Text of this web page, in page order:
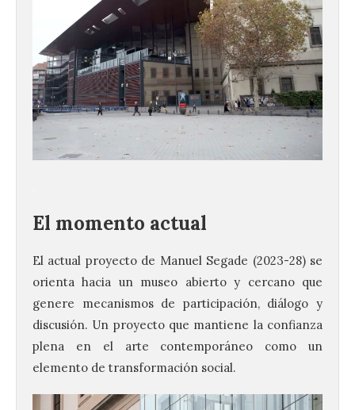
El momento actual
El actual proyecto de Manuel Segade (2023-28) se
orienta hacia un museo abierto y cercano que
genere mecanismos de participación, diálogo y
discusión. Un proyecto que mantiene la confianza
plena en el arte contemporáneo como un
elemento de transformación social.